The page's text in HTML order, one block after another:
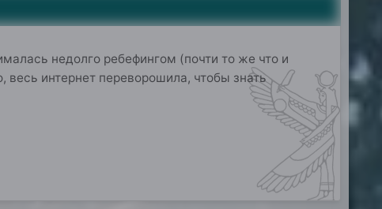
недолго ребефингом (почти то же что и
интернет переворошила, чтобы знать